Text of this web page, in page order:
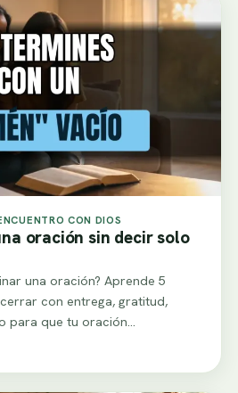
CON DIOS
oración sin decir solo
una oración? Aprende 5
con entrega, gratitud,
para que tu oración…